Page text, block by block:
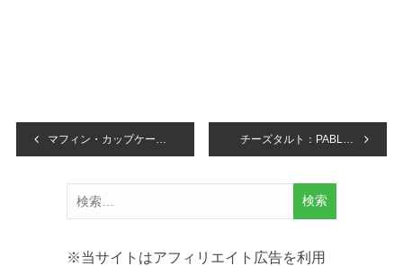
投
マフィン・カップケーキ：Chocolat N’ Spice（ショコラアンドスパイス） チーズタルト：PABLO（パブロ）シンガポール店
検
索:
※当サイトはアフィリエイト広告を利用